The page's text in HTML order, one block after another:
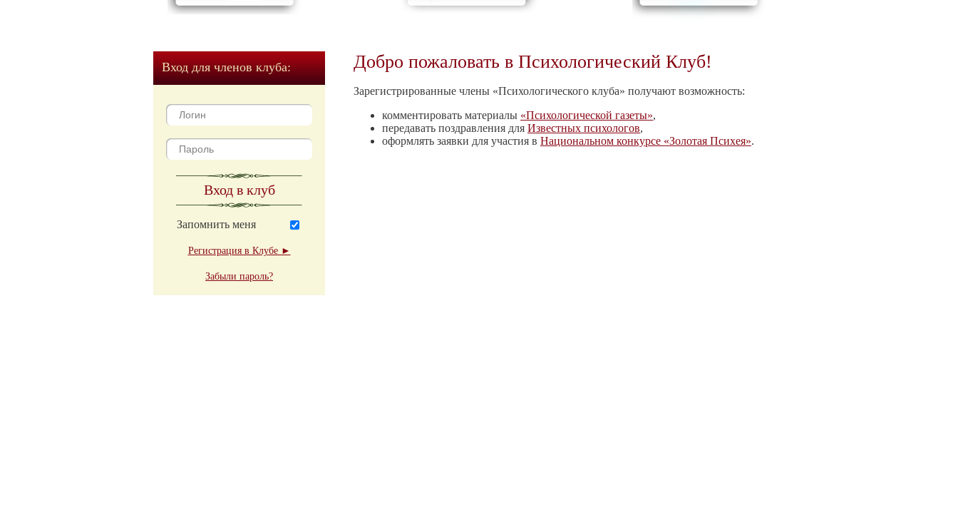
Вход для членов клуба:
Вход в клуб
Запомнить меня
Регистрация в Клубе ►
Забыли пароль?
Добро пожаловать в Психологический Клуб!
Зарегистрированные члены «Психологического клуба» получают возможность:
комментировать материалы «Психологической газеты»,
передавать поздравления для Известных психологов,
оформлять заявки для участия в Национальном конкурсе «Золотая Психея».